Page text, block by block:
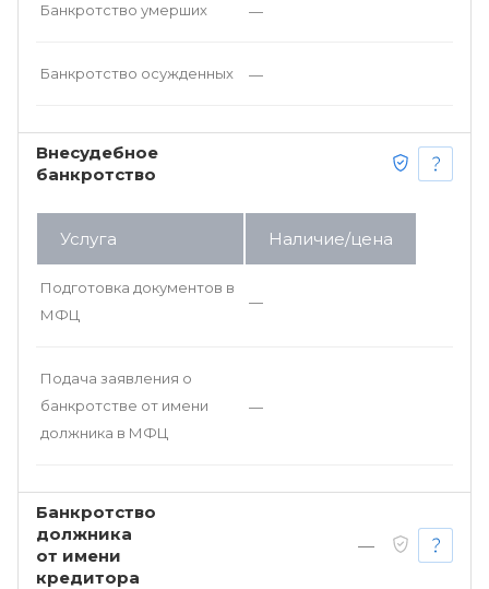
Банкротство умерших —
Банкротство осужденных —
Внесудебное
банкротство
Услуга Наличие/цена
Подготовка документов в
МФЦ
—
Подача заявления о
банкротстве от имени
должника в МФЦ
—
Банкротство
должника
от имени
кредитора
—